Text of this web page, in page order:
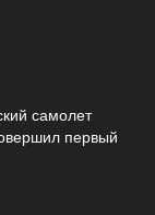
самолет
первый